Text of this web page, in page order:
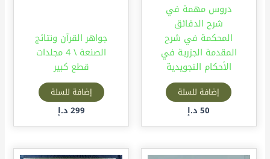
دروس مهمة في
شرح الدقائق
المحكمة في شرح
المقدمة الجزرية في
الأحكام التجويدية
إضافة للسلة
50 د.إ
جواهر القرآن ونتائج
الصنعة \ 4 مجلدات
قطع كبير
إضافة للسلة
299 د.إ